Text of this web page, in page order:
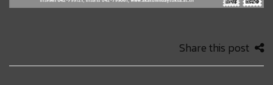
Share this post